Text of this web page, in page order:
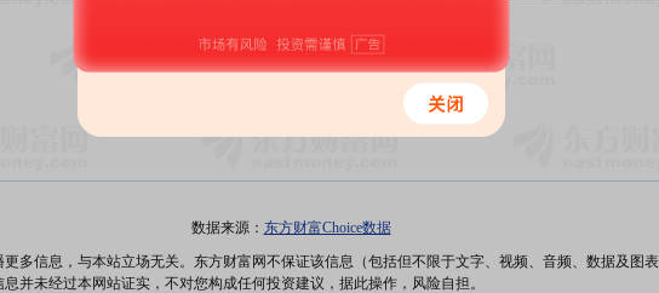
数据来源： 东方财富Choice数据
多信息，与本站立场无关。东方财富网不保证该信息（包括但不限于文字、视频、音频、数据及图
并未经过本网站证实，不对您构成任何投资建议，据此操作，风险自担。